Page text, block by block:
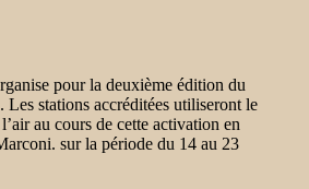
pour la deuxième édition du
stations accréditées utiliseront le
au cours de cette activation en
sur la période du 14 au 23